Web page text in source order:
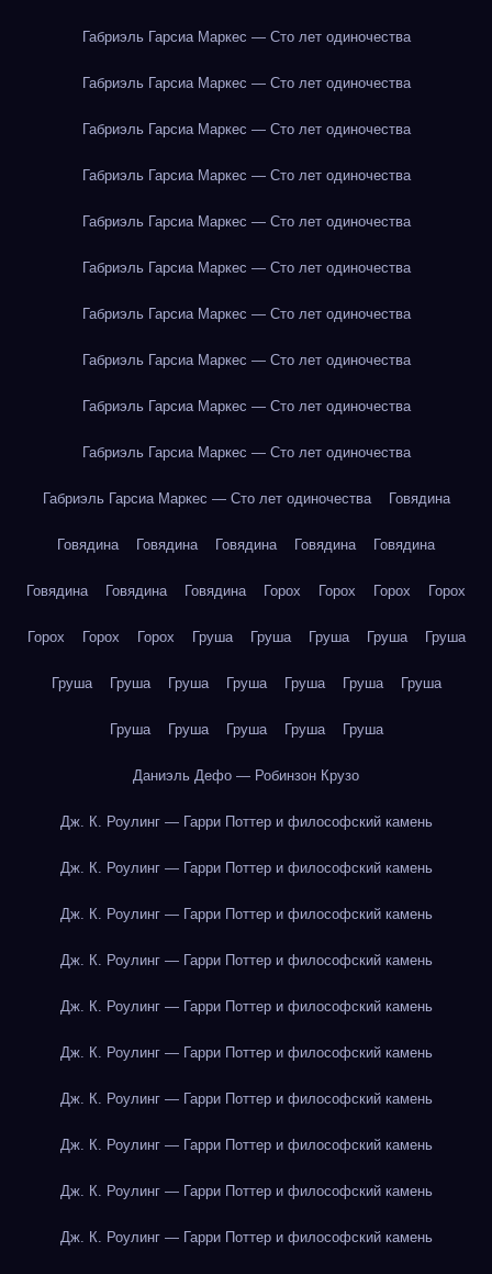
Габриэль Гарсиа Маркес — Сто лет одиночества
Габриэль Гарсиа Маркес — Сто лет одиночества
Габриэль Гарсиа Маркес — Сто лет одиночества
Габриэль Гарсиа Маркес — Сто лет одиночества
Габриэль Гарсиа Маркес — Сто лет одиночества
Габриэль Гарсиа Маркес — Сто лет одиночества
Габриэль Гарсиа Маркес — Сто лет одиночества
Габриэль Гарсиа Маркес — Сто лет одиночества
Габриэль Гарсиа Маркес — Сто лет одиночества
Габриэль Гарсиа Маркес — Сто лет одиночества
Габриэль Гарсиа Маркес — Сто лет одиночества Говядина
Говядина Говядина Говядина Говядина Говядина
Говядина Говядина Говядина Горох Горох Горох Горох
Горох Горох Горох Груша Груша Груша Груша Груша
Груша Груша Груша Груша Груша Груша Груша
Груша Груша Груша Груша Груша
Даниэль Дефо — Робинзон Крузо
Дж. К. Роулинг — Гарри Поттер и философский камень
Дж. К. Роулинг — Гарри Поттер и философский камень
Дж. К. Роулинг — Гарри Поттер и философский камень
Дж. К. Роулинг — Гарри Поттер и философский камень
Дж. К. Роулинг — Гарри Поттер и философский камень
Дж. К. Роулинг — Гарри Поттер и философский камень
Дж. К. Роулинг — Гарри Поттер и философский камень
Дж. К. Роулинг — Гарри Поттер и философский камень
Дж. К. Роулинг — Гарри Поттер и философский камень
Дж. К. Роулинг — Гарри Поттер и философский камень